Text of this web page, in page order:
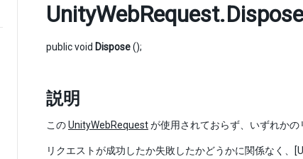
UnityWebRequest.Dispose
public void Dispose();
説明
このUnityWebRequestが使用されておらず、いずれかの
リクエストが成功したか失敗したかどうかに関係なく、